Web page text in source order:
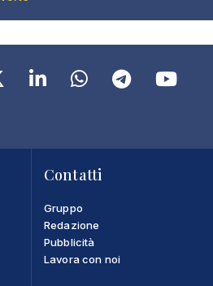
Contatti
Gruppo
Redazione
Pubblicità
Lavora con noi